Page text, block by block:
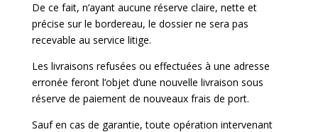
De ce fait, n’ayant aucune réserve claire, nette et
précise sur le bordereau, le dossier ne sera pas
recevable au service litige.
Les livraisons refusées ou effectuées à une adresse
erronée feront l’objet d’une nouvelle livraison sous
réserve de paiement de nouveaux frais de port.
Sauf en cas de garantie, toute opération intervenant